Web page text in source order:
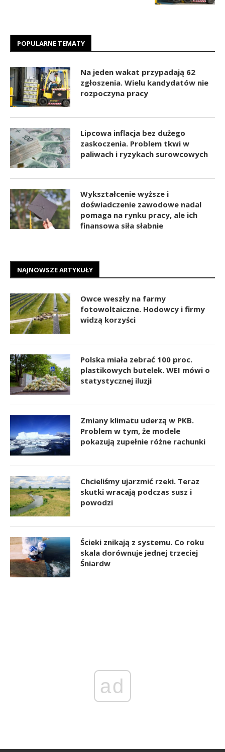
POPULARNE TEMATY
Na jeden wakat przypadają 62
zgłoszenia. Wielu kandydatów nie
rozpoczyna pracy
Lipcowa inflacja bez dużego
zaskoczenia. Problem tkwi w
paliwach i ryzykach surowcowych
Wykształcenie wyższe i
doświadczenie zawodowe nadal
pomaga na rynku pracy, ale ich
finansowa siła słabnie
NAJNOWSZE ARTYKUŁY
Owce weszły na farmy
fotowoltaiczne. Hodowcy i firmy
widzą korzyści
Polska miała zebrać 100 proc.
plastikowych butelek. WEI mówi o
statystycznej iluzji
Zmiany klimatu uderzą w PKB.
Problem w tym, że modele
pokazują zupełnie różne rachunki
Chcieliśmy ujarzmić rzeki. Teraz
skutki wracają podczas susz i
powodzi
Ścieki znikają z systemu. Co roku
skala dorównuje jednej trzeciej
Śniardw
ad